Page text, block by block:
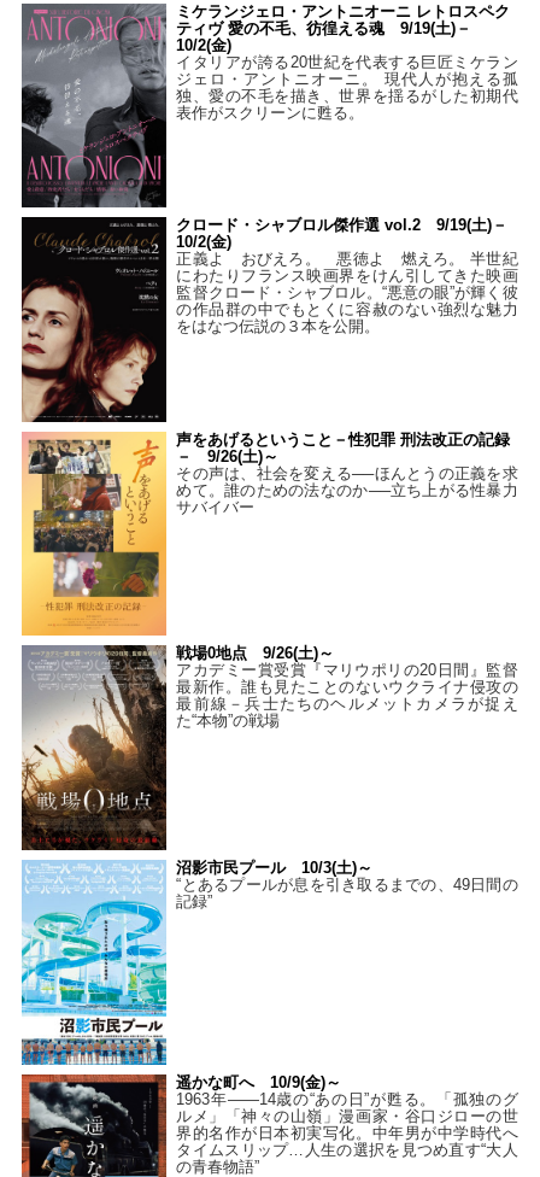
ミケランジェロ・アントニオーニ レトロスペク
ティヴ 愛の不毛、彷徨える魂 9/19(土)－
10/2(金)
イタリアが誇る20世紀を代表する巨匠ミケラン
ジェロ・アントニオーニ。 現代人が抱える孤
独、愛の不毛を描き、世界を揺るがした初期代
表作がスクリーンに甦る。
クロード・シャブロル傑作選 vol.2 9/19(土)－
10/2(金)
正義よ おびえろ。 悪徳よ 燃えろ。 半世紀
にわたりフランス映画界をけん引してきた映画
監督クロード・シャブロル。“悪意の眼”が輝く彼
の作品群の中でもとくに容赦のない強烈な魅力
をはなつ伝説の３本を公開。
声をあげるということ－性犯罪 刑法改正の記録
－ 9/26(土)～
その声は、社会を変える──ほんとうの正義を求
めて。誰のための法なのか──立ち上がる性暴力
サバイバー
戦場0地点 9/26(土)～
アカデミー賞受賞『マリウポリの20日間』監督
最新作。誰も見たことのないウクライナ侵攻の
最前線－兵士たちのヘルメットカメラが捉え
た“本物”の戦場
沼影市民プール 10/3(土)～
“とあるプールが息を引き取るまでの、49日間の
記録”
遥かな町へ 10/9(金)～
1963年――14歳の“あの日”が甦る。「孤独のグ
ルメ」「神々の山嶺」漫画家・谷口ジローの世
界的名作が日本初実写化。中年男が中学時代へ
タイムスリップ…人生の選択を見つめ直す“大人
の青春物語”